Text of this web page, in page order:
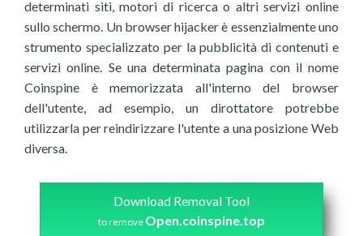
determinati siti, motori di ricerca o altri servizi online
sullo schermo. Un browser hijacker è essenzialmente uno
strumento specializzato per la pubblicità di contenuti e
servizi online. Se una determinata pagina con il nome
Coinspine è memorizzata all'interno del browser
dell'utente, ad esempio, un dirottatore potrebbe
utilizzarla per reindirizzare l'utente a una posizione Web
diversa.
Download Removal Tool
to remove Open.coinspine.top